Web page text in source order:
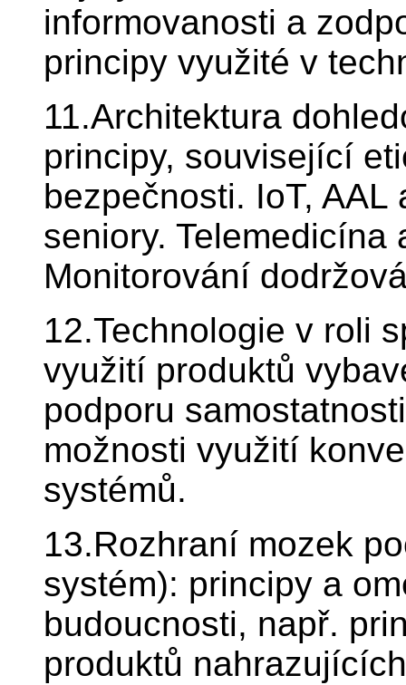
informovanosti a
principy využité v
11.Architektura
principy, související
bezpečnosti. IoT,
seniory. Telemedicína
Monitorování
12.Technologie v roli
využití produktů
podporu
možnosti využití
systémů.
13.Rozhraní mozek
systém): principy a
budoucnosti, např.
produktů